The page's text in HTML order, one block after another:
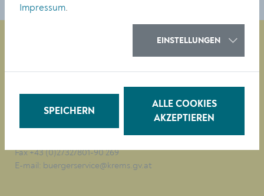
Magistrat der Stadt Krems
Fax +43 (0)2732/801-90 269
E-mail: buergerservice@krems.gv.at
Impressum.
EINSTELLUNGEN
SPEICHERN
ALLE COOKIES
AKZEPTIEREN